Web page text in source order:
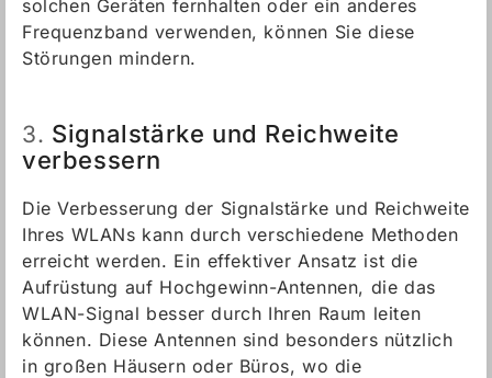
solchen Geräten fernhalten oder ein anderes
Frequenzband verwenden, können Sie diese
Störungen mindern.
3. Signalstärke und Reichweite
verbessern
Die Verbesserung der Signalstärke und Reichweite
Ihres WLANs kann durch verschiedene Methoden
erreicht werden. Ein effektiver Ansatz ist die
Aufrüstung auf Hochgewinn-Antennen, die das
WLAN-Signal besser durch Ihren Raum leiten
können. Diese Antennen sind besonders nützlich
in großen Häusern oder Büros, wo die